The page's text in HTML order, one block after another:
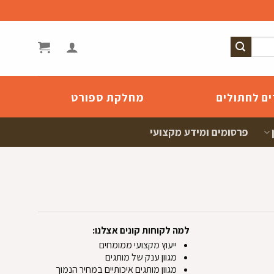
לחתולים מחלקת ספורט
פרסומים ומידע מקצועי
למה לקוחות קונים אצלנו:
ייעוץ מקצועי ממומחים
מגוון ענק של מותגים
מגוון מותגים איכותיים במחיר הנמוך